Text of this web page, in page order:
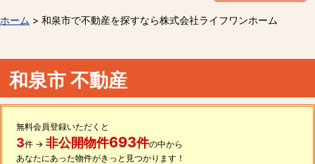
ホーム > 和泉市で不動産を探すなら株式会社ライフワンホーム
和泉市 不動産
無料会員登録いただくと
3件 → 非公開物件693件の中から
あなたにあった物件がきっと見つかります！